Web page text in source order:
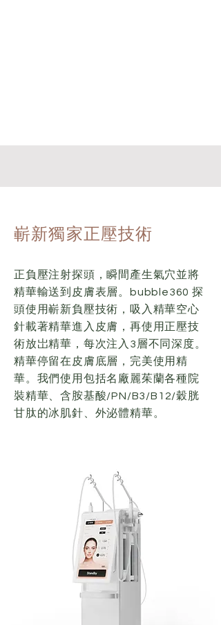
嶄新獨家正壓技術
正負壓注射探頭，瞬間產生氣穴並將
精華輸送到皮膚表層。bubble360 探
頭使用嶄新負壓技術，吸入精華空心
針載著精華進入皮膚，再使用正壓技
術放岀精華，每次注入3層不同深度。
精華停留在皮膚底層，完美使用精
華。我們使用包括名廠麗茱蘭各種院
裝精華、含胺基酸/PN/B3/B12/穀胱
甘肽的冰肌針、外泌體精華。